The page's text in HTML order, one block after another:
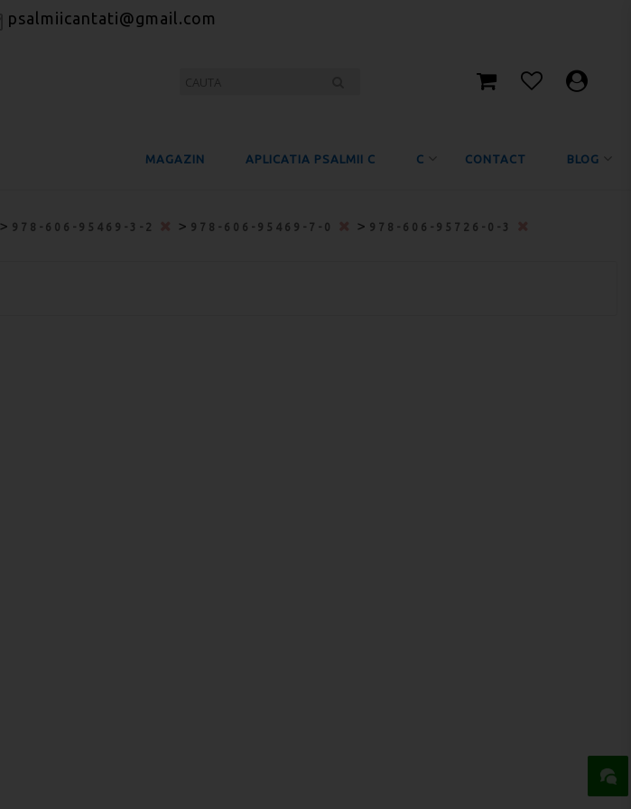
psalmiicantati@gmail.com
MAGAZIN APLICATIA PSALMII C C CONTACT BLOG
> 978-606-95469-3-2 > 978-606-95469-7-0 > 978-606-95726-0-3